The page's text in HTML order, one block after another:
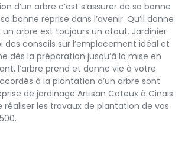
d’un arbre c’est s’assurer de sa bonne
bonne reprise dans l’avenir. Qu’il donne
arbre est toujours un atout. Jardinier
des conseils sur l’emplacement idéal et
dès la préparation jusqu’à la mise en
l’arbre prend et donne vie à votre
à la plantation d’un arbre sont
de jardinage Artisan Coteux à Cinais
réaliser les travaux de plantation de vos